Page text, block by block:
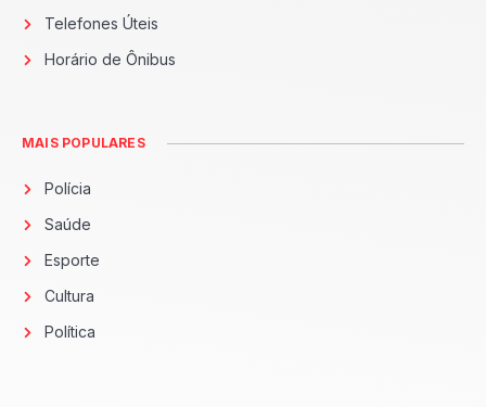
Telefones Úteis
Horário de Ônibus
MAIS POPULARES
Polícia
Saúde
Esporte
Cultura
Política